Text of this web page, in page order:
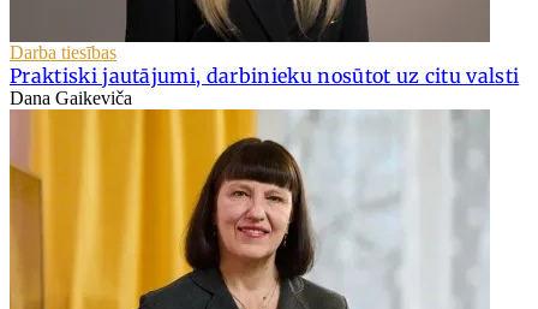
Darba tiesības
Praktiski jautājumi, darbinieku nosūtot uz citu valsti
Dana Gaikeviča